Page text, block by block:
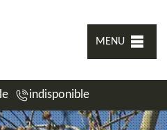
MENU
indisponible